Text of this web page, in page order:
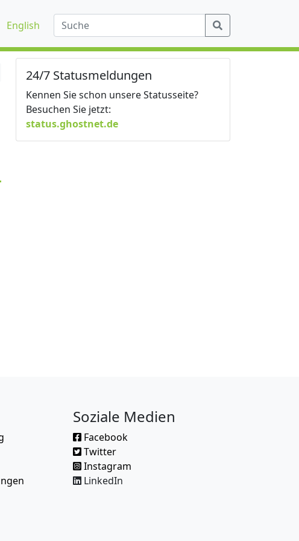
English
24/7 Statusmeldungen
Kennen Sie schon unsere Statusseite?
Besuchen Sie jetzt:
status.ghostnet.de
Soziale Medien
Facebook
Twitter
Instagram
LinkedIn